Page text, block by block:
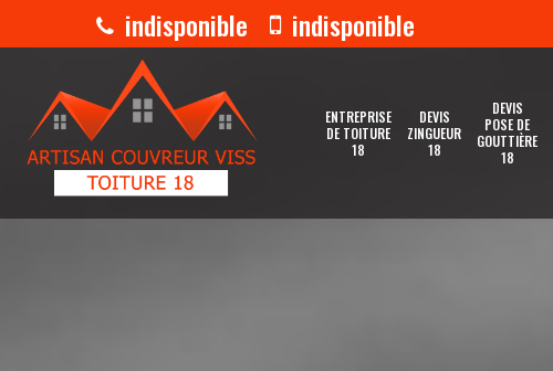
indisponible indisponible
ENTREPRISE
DE TOITURE
18
DEVIS
ZINGUEUR
18
DEVIS
POSE DE
GOUTTIÈRE
18